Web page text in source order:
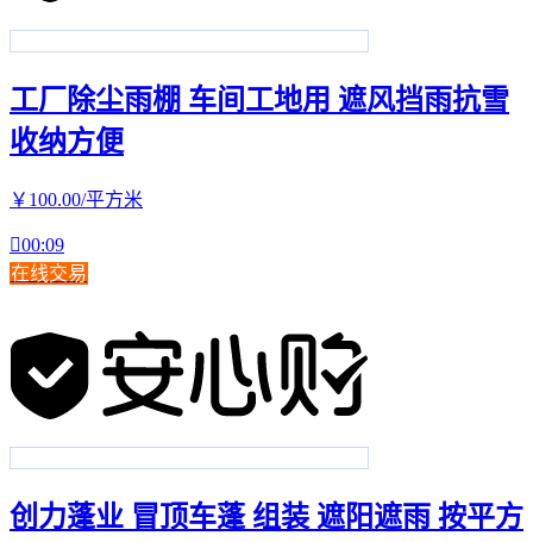
工厂除尘雨棚 车间工地用 遮风挡雨抗雪
收纳方便
￥ 100.00/平方米
00:09
在线交易
创力蓬业 冒顶车蓬 组装 遮阳遮雨 按平方